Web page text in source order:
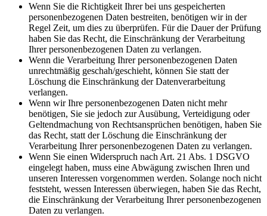
Wenn Sie die Richtigkeit Ihrer bei uns gespeicherten
personenbezogenen Daten bestreiten, benötigen wir in der
Regel Zeit, um dies zu überprüfen. Für die Dauer der Prüfung
haben Sie das Recht, die Einschränkung der Verarbeitung
Ihrer personenbezogenen Daten zu verlangen.
Wenn die Verarbeitung Ihrer personenbezogenen Daten
unrechtmäßig geschah/geschieht, können Sie statt der
Löschung die Einschränkung der Datenverarbeitung
verlangen.
Wenn wir Ihre personenbezogenen Daten nicht mehr
benötigen, Sie sie jedoch zur Ausübung, Verteidigung oder
Geltendmachung von Rechtsansprüchen benötigen, haben Sie
das Recht, statt der Löschung die Einschränkung der
Verarbeitung Ihrer personenbezogenen Daten zu verlangen.
Wenn Sie einen Widerspruch nach Art. 21 Abs. 1 DSGVO
eingelegt haben, muss eine Abwägung zwischen Ihren und
unseren Interessen vorgenommen werden. Solange noch nicht
feststeht, wessen Interessen überwiegen, haben Sie das Recht,
die Einschränkung der Verarbeitung Ihrer personenbezogenen
Daten zu verlangen.